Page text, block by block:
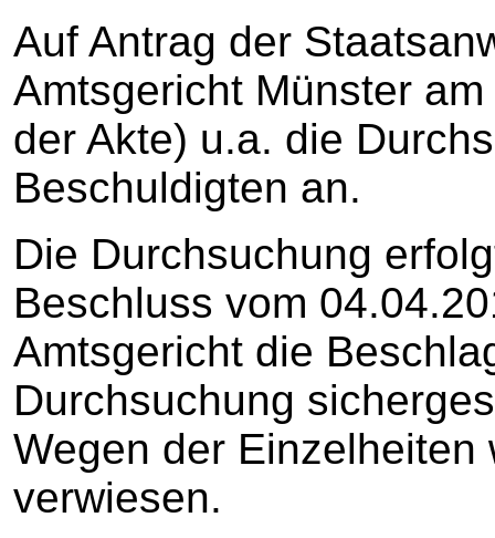
Auf Antrag der
Amtsgericht Münster
der Akte) u.a. die
Beschuldigten an.
Die Durchsuchung
Beschluss vom
Amtsgericht die
Durchsuchung
Wegen der Einzelheiten
verwiesen.